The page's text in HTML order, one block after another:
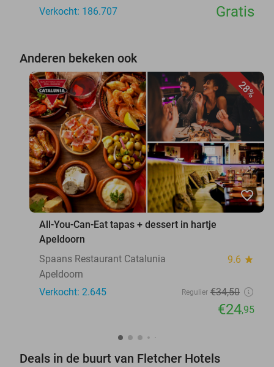
Verkocht: 186.707
Gratis
Anderen bekeken ook
28%
favorite_border
All-You-Can-Eat tapas + dessert in hartje
Apeldoorn
Spaans Restaurant Catalunia
9.6 star
Apeldoorn
Verkocht: 2.645
Regulier €34,50
€24,95
Deals in de buurt van Fletcher Hotels